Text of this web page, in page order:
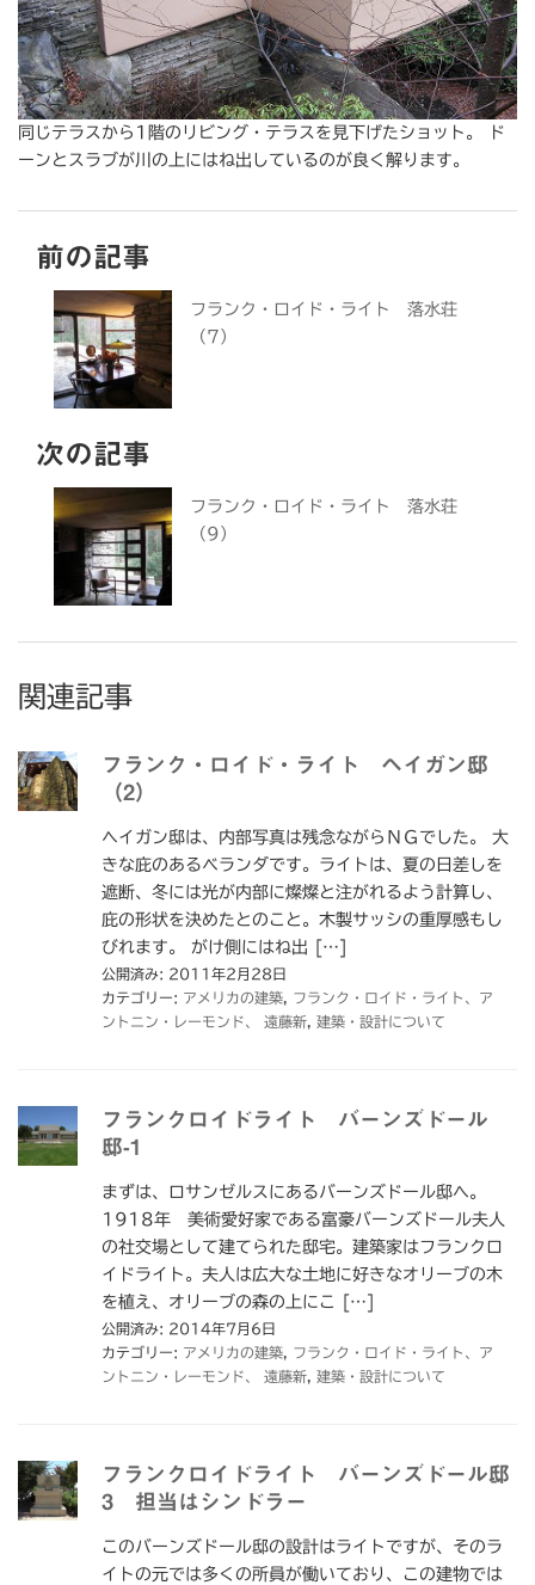
同じテラスから1階のリビング・テラスを見下げたショット。 ド
ーンとスラブが川の上にはね出しているのが良く解ります。
前の記事
フランク・ロイド・ライト 落水荘
（7）
次の記事
フランク・ロイド・ライト 落水荘
（9）
関連記事
フランク・ロイド・ライト ヘイガン邸
（2）
ヘイガン邸は、内部写真は残念ながらＮＧでした。 大
きな庇のあるベランダです。ライトは、夏の日差しを
遮断、冬には光が内部に燦燦と注がれるよう計算し、
庇の形状を決めたとのこと。木製サッシの重厚感もし
びれます。 がけ側にはね出 […]
公開済み: 2011年2月28日
カテゴリー: アメリカの建築
フランク・ロイド・ライト、ア
ントニン・レーモンド、 遠藤新
建築・設計について
フランクロイドライト バーンズドール
邸-1
まずは、ロサンゼルスにあるバーンズドール邸へ。
1918年 美術愛好家である富豪バーンズドール夫人
の社交場として建てられた邸宅。建築家はフランクロ
イドライト。夫人は広大な土地に好きなオリーブの木
を植え、オリーブの森の上にこ […]
公開済み: 2014年7月6日
カテゴリー: アメリカの建築
フランク・ロイド・ライト、ア
ントニン・レーモンド、 遠藤新
建築・設計について
フランクロイドライト バーンズドール邸
3 担当はシンドラー
このバーンズドール邸の設計はライトですが、そのラ
イトの元では多くの所員が働いており、この建物では